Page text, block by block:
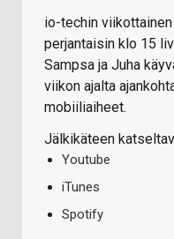
io-techin
perjantaisin klo 15
Sampsa ja Juha
viikon ajalta
mobiiliaiheet.
Jälkikäteen
Youtube
iTunes
Spotify